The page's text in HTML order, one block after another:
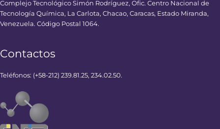
Complejo Tecnológico Simón Rodríguez, Ofic. Centro Nacional de
Tecnología Química, La Carlota, Chacao, Caracas, Estado Miranda,
Venezuela. Código Postal 1064.
Contactos
Teléfonos: (+58-212) 239.81.25, 234.02.50.